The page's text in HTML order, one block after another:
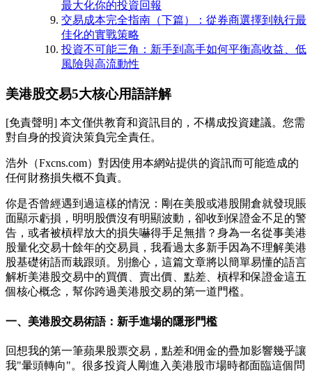
最大化你的投資回報
交易成本完全指南（下篇）：從券商選擇到執行最
佳化的實戰策略
投資不可能三角：新手到高手如何平衡高收益、低
風險與高流動性
美港股交易5大核心用語詳解
[免責聲明] 本文僅供教育和資訊目的，不構成投資建議。您需
對自身的投資決策負完全責任。
浩外（Fxcns.com）對因使用本網站提供的資訊而可能造成的
任何財務損失概不負責。
你是否曾經遇到過這樣的情況：剛在美股或港股開倉就發現賬
面顯示虧損，明明股價沒有明顯波動，卻收到保證金不足的警
告，或者被槓桿放大的損失嚇得手足無措？身為一名從事美港
股量化交易十餘年的交易員，我看過太多新手因為不理解美港
股基礎術語而栽跟頭。別擔心，這篇文章將以簡單易懂的語言
解析美港股交易中的買價、賣出價、點差、槓桿和保證金這五
個核心概念，幫你跨過美港股交易的第一道門檻。
一、美港股交易術語：新手進場的隱形門檻
回想我的第一筆蘋果股票交易，點差和佣金的疊加影響幾乎讓
我"暈頭轉向"。很多投資人剛進入美港股市場時都面臨這個問